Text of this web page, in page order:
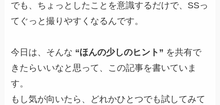
でも、ちょっとしたことを意識するだけで、SSっ
てぐっと撮りやすくなるんです。
今日は、そんな “ほんの少しのヒント” を共有で
きたらいいなと思って、この記事を書いていま
す。
もし気が向いたら、どれかひとつでも試してみて